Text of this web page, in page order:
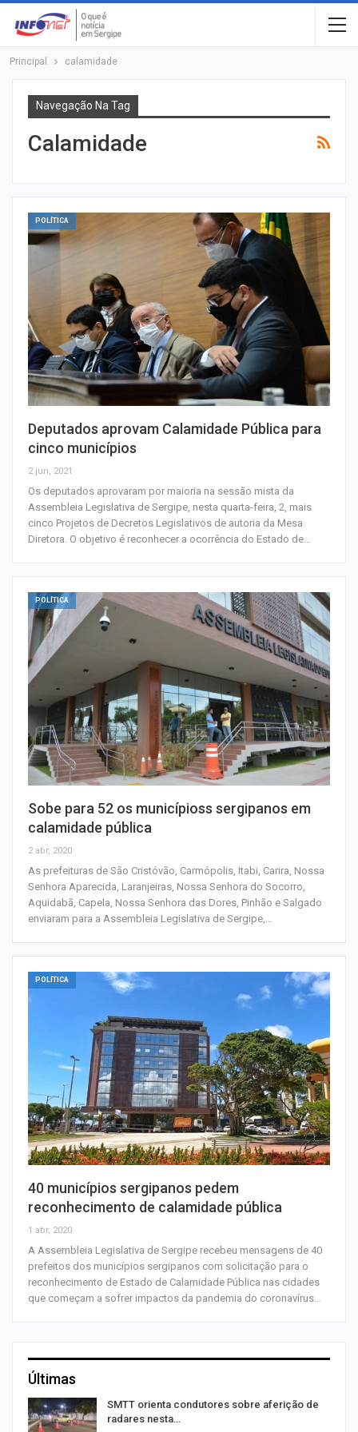
Principal calamidade
Navegação Na Tag
Calamidade
POLÍTICA
Deputados aprovam Calamidade Pública para
cinco municípios
2 jun, 2021
Os deputados aprovaram por maioria na sessão mista da
Assembleia Legislativa de Sergipe, nesta quarta-feira, 2, mais
cinco Projetos de Decretos Legislativos de autoria da Mesa
Diretora. O objetivo é reconhecer a ocorrência do Estado de…
POLÍTICA
Sobe para 52 os municípioss sergipanos em
calamidade pública
2 abr, 2020
As prefeituras de São Cristóvão, Carmópolis, Itabi, Carira, Nossa
Senhora Aparecida, Laranjeiras, Nossa Senhora do Socorro,
Aquidabã, Capela, Nossa Senhora das Dores, Pinhão e Salgado
enviaram para a Assembleia Legislativa de Sergipe,…
POLÍTICA
40 municípios sergipanos pedem
reconhecimento de calamidade pública
1 abr, 2020
A Assembleia Legislativa de Sergipe recebeu mensagens de 40
prefeitos dos municípios sergipanos com solicitação para o
reconhecimento de Estado de Calamidade Pública nas cidades
que começam a sofrer impactos da pandemia do coronavírus…
Últimas
SMTT orienta condutores sobre aferição de
radares nesta…